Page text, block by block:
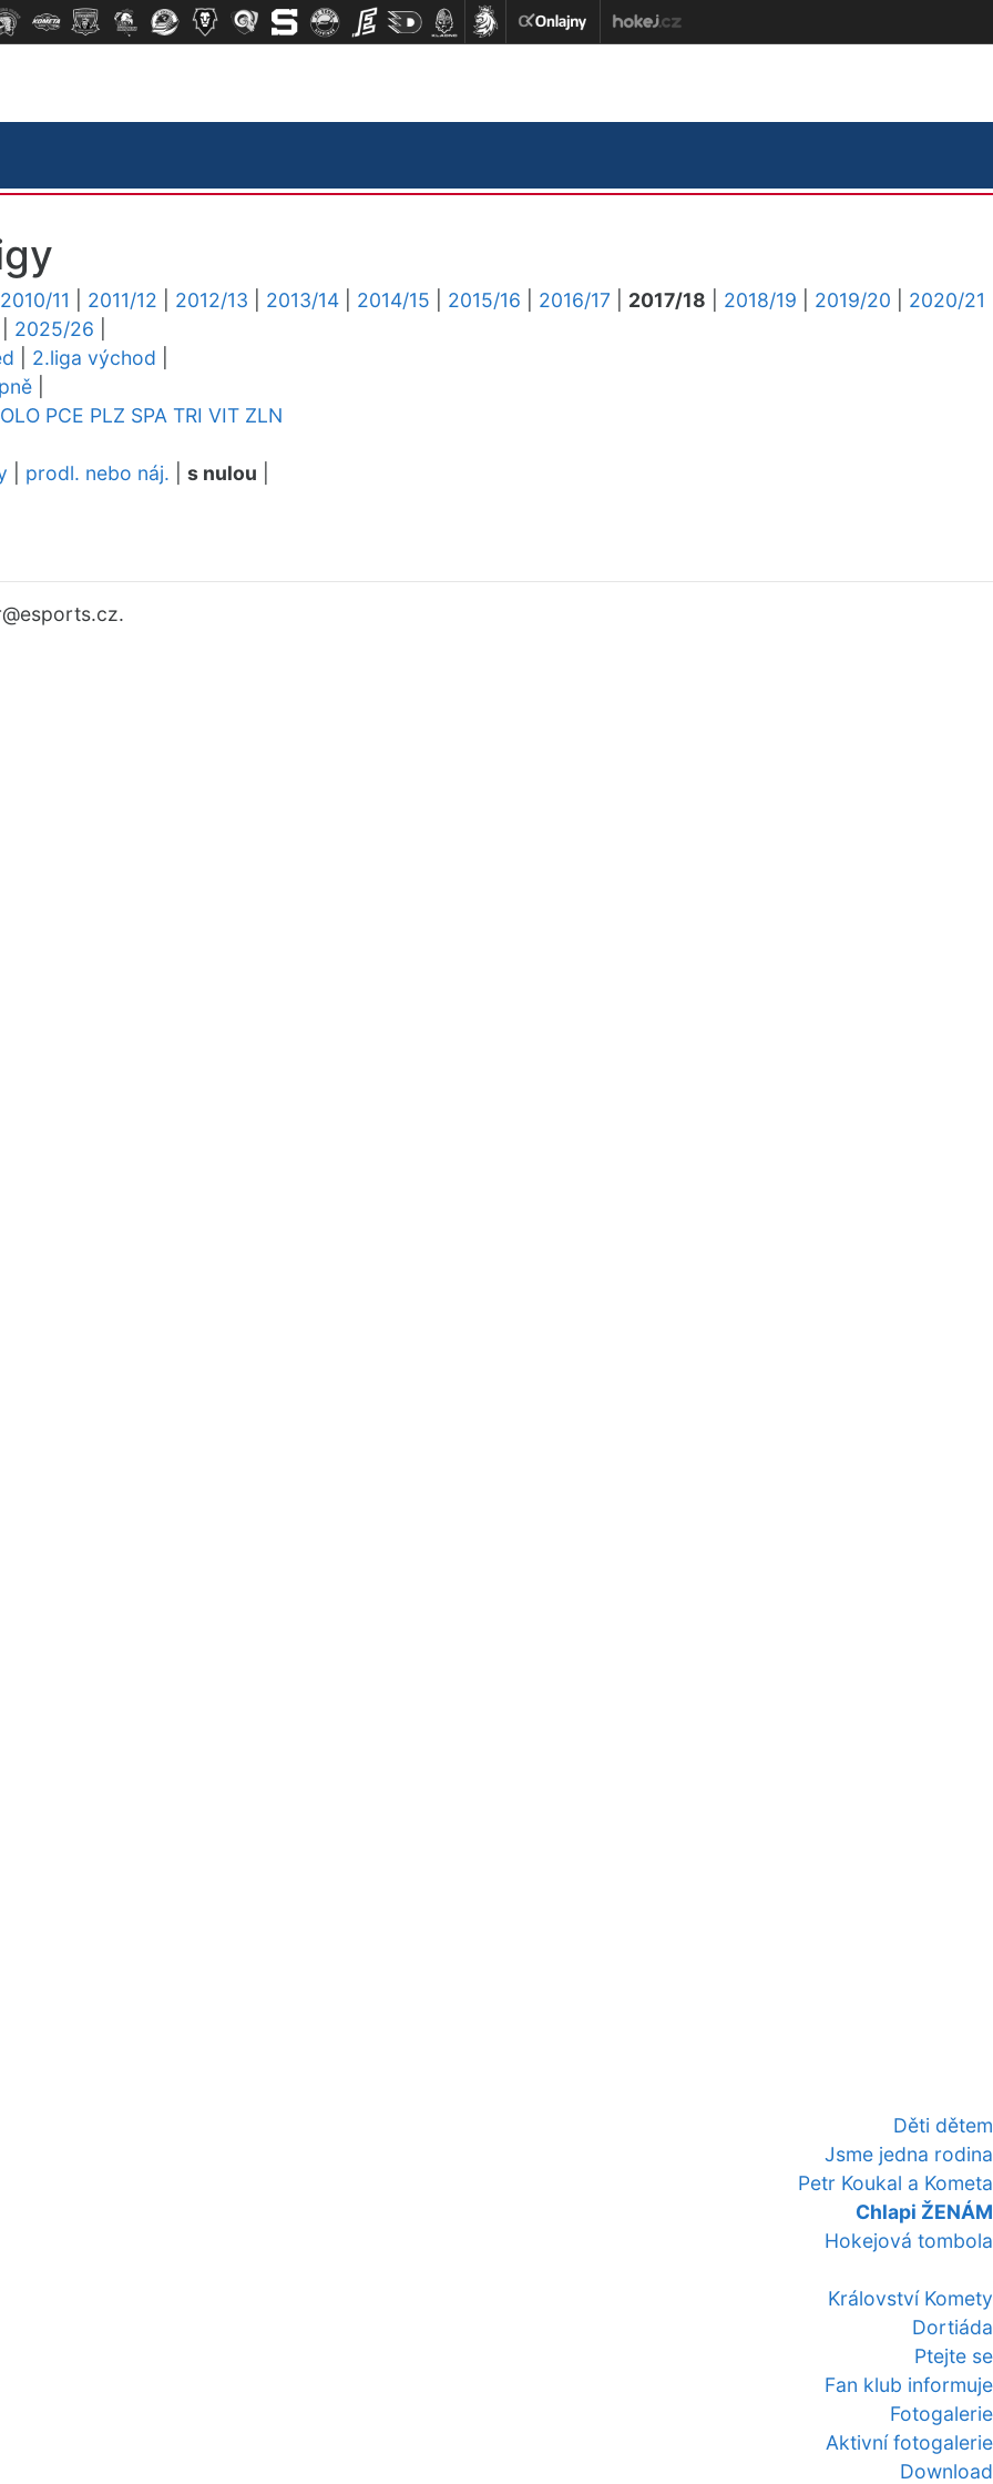
Děti dětem
Jsme jedna rodina
Petr Koukal a Kometa
Chlapi ŽENÁM
Hokejová tombola
Království Komety
Dortiáda
Ptejte se
Fan klub informuje
Fotogalerie
Aktivní fotogalerie
Download
2010/11 2011/12 2012/13 2013/14 2014/15 2015/16 2016/17 2017/18 2018/19 2019/20
2020/21
2025/26
2.liga východ
OLO PCE PLZ SPA TRI VIT ZLN
prodl. nebo náj. s nulou
@esports.cz.